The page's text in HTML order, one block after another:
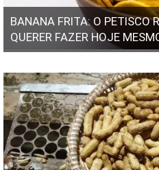
BANANA FRITA: O PETISCO
QUERER FAZER HOJE